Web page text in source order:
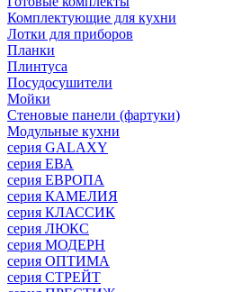
Комплектующие для кухни
Лотки для приборов
Планки
Плинтуса
Посудосушители
Мойки
Стеновые панели (фартуки)
Mодульные кухни
серия GALAXY
серия ЕВА
серия ЕВРОПА
серия КАМЕЛИЯ
серия КЛАССИК
серия ЛЮКС
серия МОДЕРН
серия ОПТИМА
серия СТРЕЙТ